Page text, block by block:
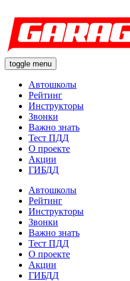
toggle menu
Автошколы
Рейтинг
Инструкторы
Звонки
Важно знать
Тест ПДД
О проекте
Акции
ГИБДД
Автошколы
Рейтинг
Инструкторы
Звонки
Важно знать
Тест ПДД
О проекте
Акции
ГИБДД